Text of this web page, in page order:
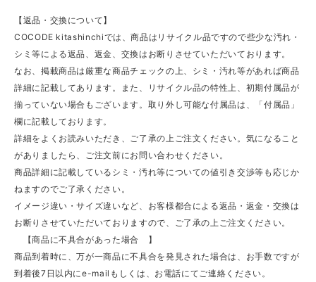
【返品・交換について】
COCODE kitashinchiでは、商品はリサイクル品ですので些少な汚れ・
シミ等による返品、返金、交換はお断りさせていただいております。
なお、掲載商品は厳重な商品チェックの上、シミ・汚れ等があれば商品
詳細に記載してあります。また、リサイクル品の特性上、初期付属品が
揃っていない場合もございます。取り外し可能な付属品は、「付属品」
欄に記載しております。
詳細をよくお読みいただき、ご了承の上ご注文ください。気になること
がありましたら、ご注文前にお問い合わせください。
商品詳細に記載しているシミ・汚れ等についての値引き交渉等も応じか
ねますのでご了承ください。
イメージ違い・サイズ違いなど、お客様都合による返品・返金・交換は
お断りさせていただいておりますので、ご了承の上ご注文ください。
【商品に不具合があった場合 】
商品到着時に、万が一商品に不具合を発見された場合は、お手数ですが
到着後7日以内にe-mailもしくは、お電話にてご連絡ください。